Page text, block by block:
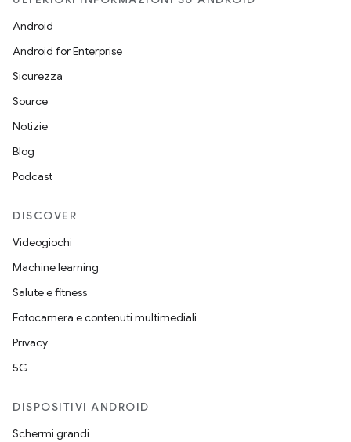
Android
Android for Enterprise
Sicurezza
Source
Notizie
Blog
Podcast
DISCOVER
Videogiochi
Machine learning
Salute e fitness
Fotocamera e contenuti multimediali
Privacy
5G
DISPOSITIVI ANDROID
Schermi grandi